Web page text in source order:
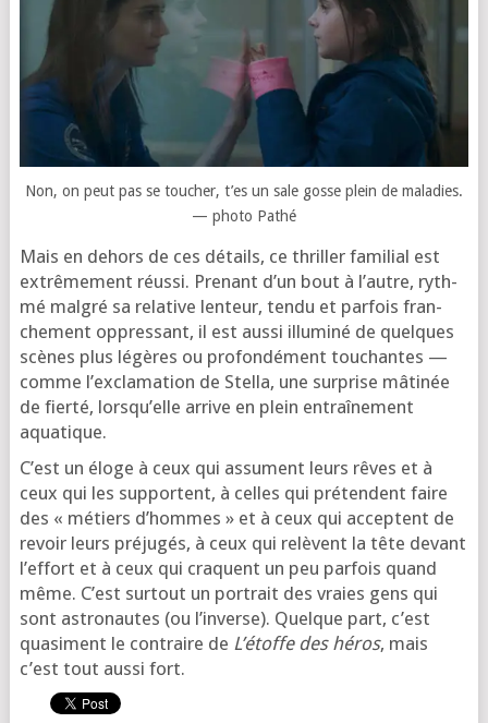
Non, on peut pas se tou­cher, t’es un sale gosse plein de mala­dies.
— pho­to Pathé
Mais en dehors de ces détails, ce thril­ler fami­lial est
extrê­me­ment réus­si. Prenant d’un bout à l’autre, ryth­
mé mal­gré sa rela­tive len­teur, ten­du et par­fois fran­
che­ment oppres­sant, il est aus­si illu­mi­né de quelques
scènes plus légères ou pro­fon­dé­ment tou­chantes —
comme l’ex­cla­ma­tion de Stella, une sur­prise mâti­née
de fier­té, lors­qu’elle arrive en plein entraî­ne­ment
aquatique.
C’est un éloge à ceux qui assument leurs rêves et à
ceux qui les sup­portent, à celles qui pré­tendent faire
des « métiers d’hommes » et à ceux qui acceptent de
revoir leurs pré­ju­gés, à ceux qui relèvent la tête devant
l’ef­fort et à ceux qui craquent un peu par­fois quand
même. C’est sur­tout un por­trait des vraies gens qui
sont astro­nautes (ou l’in­verse). Quelque part, c’est
qua­si­ment le contraire de L’étoffe des héros, mais
c’est tout aus­si fort.